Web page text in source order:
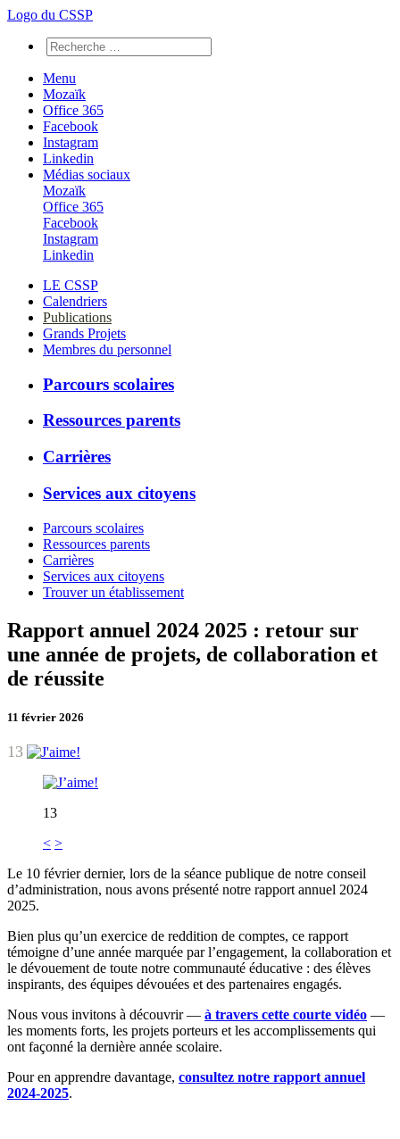
Logo du CSSP
Menu
Mozaïk
Office 365
Facebook
Instagram
Linkedin
Médias sociaux
Mozaïk
Office 365
Facebook
Instagram
Linkedin
LE CSSP
Calendriers
Publications
Grands Projets
Membres du personnel
Parcours scolaires
Ressources parents
Carrières
Services aux citoyens
Parcours scolaires
Ressources parents
Carrières
Services aux citoyens
Trouver un établissement
Rapport annuel 2024 2025 : retour sur
une année de projets, de collaboration et
de réussite
11 février 2026
13
13
< >
Le 10 février dernier, lors de la séance publique de notre conseil
d’administration, nous avons présenté notre rapport annuel 2024
2025.
Bien plus qu’un exercice de reddition de comptes, ce rapport
témoigne d’une année marquée par l’engagement, la collaboration et
le dévouement de toute notre communauté éducative : des élèves
inspirants, des équipes dévouées et des partenaires engagés.
Nous vous invitons à découvrir — à travers cette courte vidéo —
les moments forts, les projets porteurs et les accomplissements qui
ont façonné la dernière année scolaire.
Pour en apprendre davantage, consultez notre rapport annuel
2024-2025.